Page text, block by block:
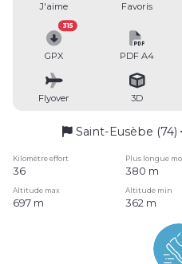
J'aime Favoris
GPX
315
PDF A4
Flyover 3D
Saint-Eusèbe (74)
Kilomètre effort Plus longue
36 380 m
Altitude max Altitude min
697 m 362 m